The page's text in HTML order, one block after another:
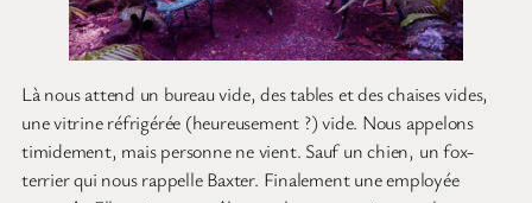
Là nous attend un bureau vide, des tables et des chaises vides,
une vitrine réfrigérée (heureusement ?) vide. Nous appelons
timidement, mais personne ne vient. Sauf un chien, un fox-
terrier qui nous rappelle Baxter. Finalement une employée